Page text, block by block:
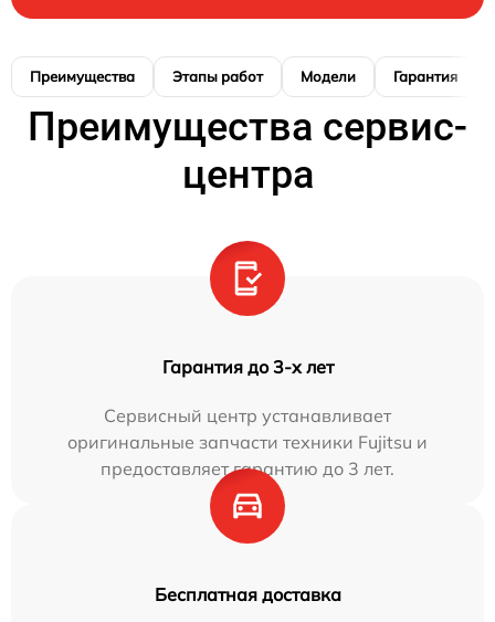
Преимущества Этапы работ Модели Гарантия
Преимущества сервис-
центра
Гарантия до 3-х лет
Сервисный центр устанавливает
оригинальные запчасти техники Fujitsu и
предоставляет гарантию до 3 лет.
Бесплатная доставка